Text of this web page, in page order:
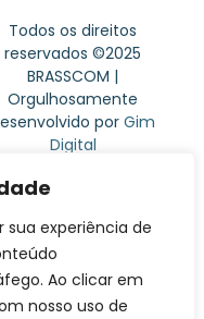
sua experiência de
Ao clicar em
nosso uso de
Todos os direitos
reservados ©2025
BRASSCOM |
Orgulhosamente
porGim
Digital